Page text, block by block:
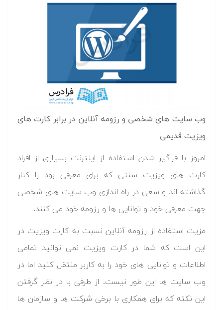
وب سایت های شخصی و رزومه آنلاین در برابر کارت های
ویزیت قدیمی
امروز با فراگیر شدن استفاده از اینترنت بسیاری از افراد
کارت های ویزیت سنتی که برای معرفی بود را کنار
گذاشته اند و سعی در راه اندازی وب سایت های شخصی
جهت معرفی خود و توانایی ها و رزومه خود می کنند.
مزیت استفاده از رزومه آنلاین نسبت به کارت ویزیت در
این است که شما در کارت ویزیت نمی توانید تمامی
اطلاعات و توانایی های خود را به کاربر منتقل کنید اما در
وب سایت ها این طور نیست. از طرفی با در نظر گرفتن
این نکته که برای همکاری با برخی شرکت ها و سازمان ها